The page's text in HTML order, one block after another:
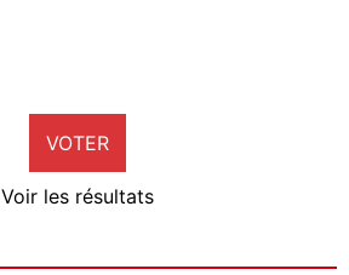
VOTER
Voir les résultats